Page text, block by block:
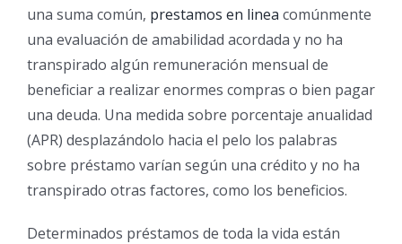
una suma común, prestamos en linea comúnmente
una evaluación de amabilidad acordada y no ha
transpirado algún remuneración mensual de
beneficiar a realizar enormes compras o bien pagar
una deuda. Una medida sobre porcentaje anualidad
(APR) desplazándolo hacia el pelo los palabras
sobre préstamo varían según una crédito y no ha
transpirado otras factores, como los beneficios.
Determinados préstamos de toda la vida están